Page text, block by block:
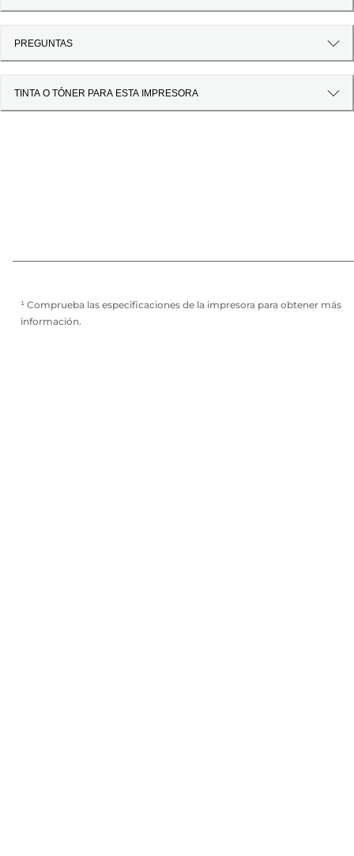
PREGUNTAS
TINTA O TÓNER PARA ESTA IMPRESORA
¹ Comprueba las especificaciones de la impresora para obtener más
información.